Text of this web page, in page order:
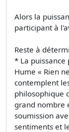
Alors la
participant à
Reste à
* La puissance
Hume « Rien
contemplent
philosophique
grand nombre
soumission
sentiments et